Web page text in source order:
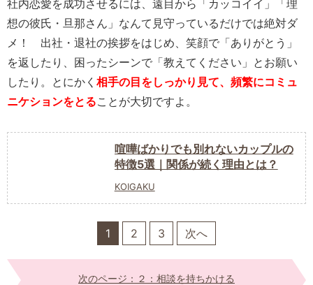
社内恋愛を成功させるには、遠目から「カッコイイ」「理
想の彼氏・旦那さん」なんて見守っているだけでは絶対ダ
メ！ 出社・退社の挨拶をはじめ、笑顔で「ありがとう」
を返したり、困ったシーンで「教えてください」とお願い
したり。とにかく 相手の目をしっかり見て、頻繁にコミュ
ニケションをとることが大切ですよ。
喧嘩ばかりでも別れないカップルの
特徴5選｜関係が続く理由とは？
KOIGAKU
1 2 3 次へ
次のページ：２：相談を持ちかける